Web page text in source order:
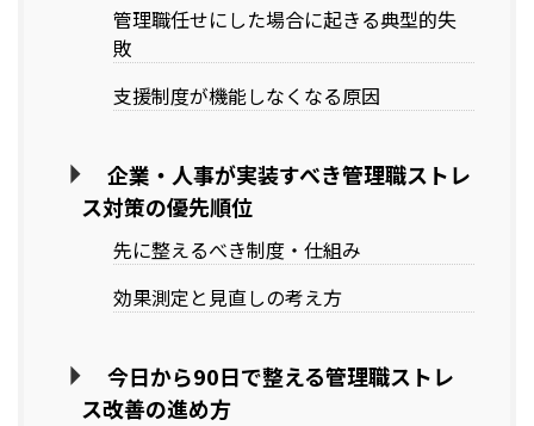
管理職任せにした場合に起きる典型的失
敗
支援制度が機能しなくなる原因
企業・人事が実装すべき管理職ストレ
ス対策の優先順位
先に整えるべき制度・仕組み
効果測定と見直しの考え方
今日から90日で整える管理職ストレ
ス改善の進め方